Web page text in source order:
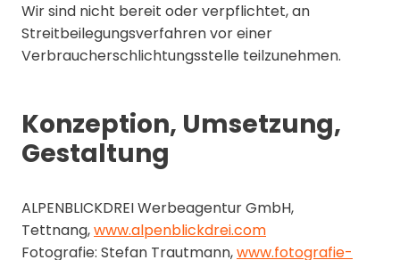
Wir sind nicht bereit oder verpflichtet, an
Streitbeilegungsverfahren vor einer
Verbraucherschlichtungsstelle teilzunehmen.
Konzeption, Umsetzung,
Gestaltung
ALPENBLICKDREI Werbeagentur GmbH,
Tettnang,www.alpenblickdrei.com
Fotografie: Stefan Trautmann,www.fotografie-